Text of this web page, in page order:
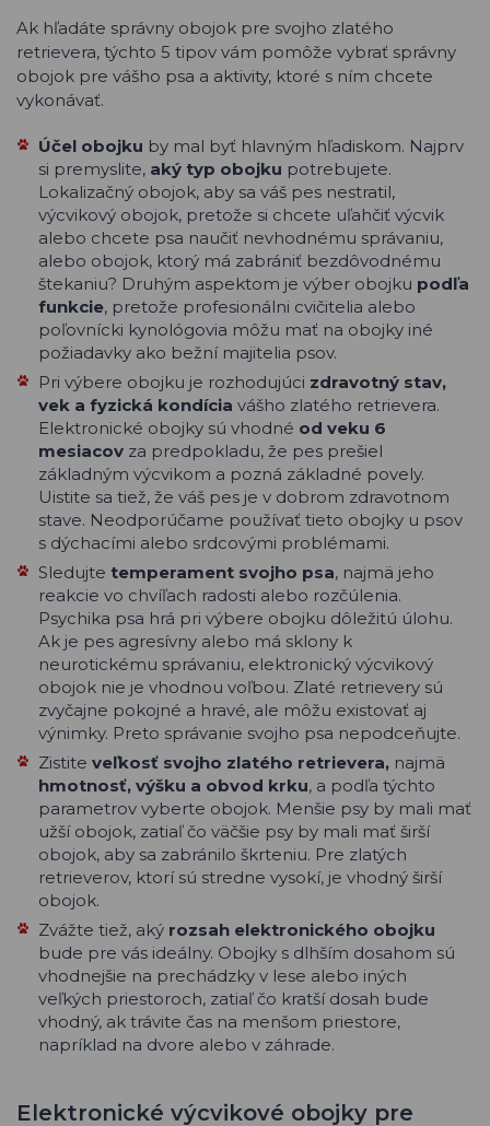
Ak hľadáte správny obojok pre svojho zlatého
retrievera, týchto 5 tipov vám pomôže vybrať správny
obojok pre vášho psa a aktivity, ktoré s ním chcete
vykonávať.
Účel obojku by mal byť hlavným hľadiskom. Najprv
si premyslite, aký typ obojku potrebujete.
Lokalizačný obojok, aby sa váš pes nestratil,
výcvikový obojok, pretože si chcete uľahčiť výcvik
alebo chcete psa naučiť nevhodnému správaniu,
alebo obojok, ktorý má zabrániť bezdôvodnému
štekaniu? Druhým aspektom je výber obojku podľa
funkcie, pretože profesionálni cvičitelia alebo
poľovnícki kynológovia môžu mať na obojky iné
požiadavky ako bežní majitelia psov.
Pri výbere obojku je rozhodujúci zdravotný stav,
vek a fyzická kondícia vášho zlatého retrievera.
Elektronické obojky sú vhodné od veku 6
mesiacov za predpokladu, že pes prešiel
základným výcvikom a pozná základné povely.
Uistite sa tiež, že váš pes je v dobrom zdravotnom
stave. Neodporúčame používať tieto obojky u psov
s dýchacími alebo srdcovými problémami.
Sledujte temperament svojho psa, najmä jeho
reakcie vo chvíľach radosti alebo rozčúlenia.
Psychika psa hrá pri výbere obojku dôležitú úlohu.
Ak je pes agresívny alebo má sklony k
neurotickému správaniu, elektronický výcvikový
obojok nie je vhodnou voľbou. Zlaté retrievery sú
zvyčajne pokojné a hravé, ale môžu existovať aj
výnimky. Preto správanie svojho psa nepodceňujte.
Zistite veľkosť svojho zlatého retrievera, najmä
hmotnosť, výšku a obvod krku, a podľa týchto
parametrov vyberte obojok. Menšie psy by mali mať
užší obojok, zatiaľ čo väčšie psy by mali mať širší
obojok, aby sa zabránilo škrteniu. Pre zlatých
retrieverov, ktorí sú stredne vysokí, je vhodný širší
obojok.
Zvážte tiež, aký rozsah elektronického obojku
bude pre vás ideálny. Obojky s dlhším dosahom sú
vhodnejšie na prechádzky v lese alebo iných
veľkých priestoroch, zatiaľ čo kratší dosah bude
vhodný, ak trávite čas na menšom priestore,
napríklad na dvore alebo v záhrade.
Elektronické výcvikové obojky pre